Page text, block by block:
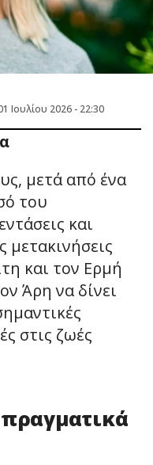
Ιουλίου 2026 - 22:30
μετά από ένα
του
και
μετακινήσεις
και τον Ερμή
Άρη να δίνει
στις ζωές